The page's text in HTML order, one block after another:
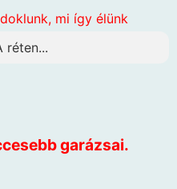
mi így élünk
réten...